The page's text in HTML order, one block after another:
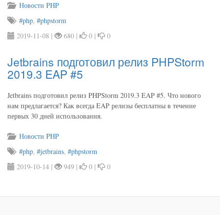
Новости PHP
#php, #phpstorm
2019-11-08 |
680 | 0 | 0
Jetbrains подготовил релиз PHPStorm
2019.3 EAP #5
Jetbrains подготовил релиз PHPStorm 2019.3 EAP #5. Что нового
нам предлагается? Как всегда EAP релизы бесплатны в течение
первых 30 дней использования.
Новости PHP
#php, #jetbrains, #phpstorm
2019-10-14 |
949 | 0 | 0